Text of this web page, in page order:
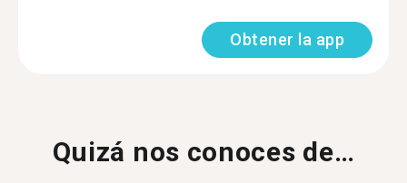
Obtener la app
Quizá nos conoces de…